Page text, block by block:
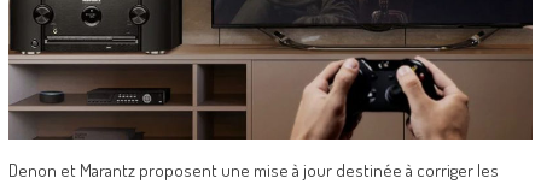
Denon et Marantz proposent une mise à jour destinée à corriger les